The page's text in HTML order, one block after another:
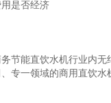
是否经济
节能直饮水机行业内
专一领域的商用直饮